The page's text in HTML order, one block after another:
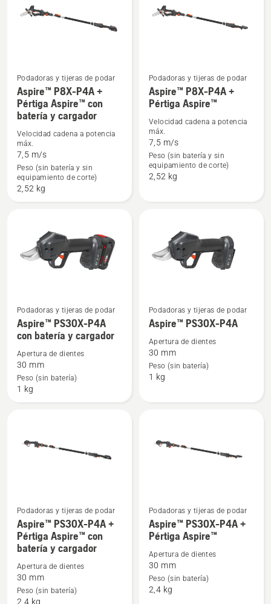
cargador
Ver
más
sobre
Aspire™
P8X-
P4A
batería
Podadoras y tijeras de podar
Aspire™ P8X-P4A +
Pértiga Aspire™ con
batería y cargador
Velocidad cadena a potencia
máx.
7,5 m/s
Peso (sin batería y sin
equipamiento de corte)
2,52 kg
Ver
más
detalles
sobre
Aspire™
P8X-
P4A
Podadoras y tijeras de podar
Aspire™ P8X-P4A +
Pértiga Aspire™
Velocidad cadena a potencia
máx.
7,5 m/s
Peso (sin batería y sin
equipamiento de corte)
2,52 kg
Ver
más
detalles
sobre
Aspire™
PS30X-
Podadoras y tijeras de podar
Aspire™ PS30X-P4A
con batería y cargador
Apertura de dientes
30 mm
Peso (sin batería)
1 kg
Ver
más
detalles
sobre
Aspire™
PS30X-
Podadoras y tijeras de podar
Aspire™ PS30X-P4A
Apertura de dientes
30 mm
Peso (sin batería)
1 kg
Ver
más
detalles
sobre
Aspire™
PS30X-
Podadoras y tijeras de podar
Aspire™ PS30X-P4A +
Pértiga Aspire™ con
batería y cargador
Apertura de dientes
30 mm
Peso (sin batería)
2,4 kg
Ver
más
sobre
Aspire™
PS30X-
Podadoras y tijeras de podar
Aspire™ PS30X-P4A +
Pértiga Aspire™
Apertura de dientes
30 mm
Peso (sin batería)
2,4 kg